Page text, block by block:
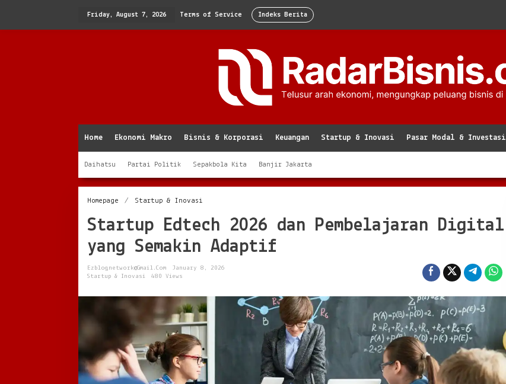
Friday, August 7, 2026 Terms of Service Indeks Berita
Home Ekonomi Makro Bisnis & Korporasi Keuangan Startup & Inovasi Pasar Modal & Investasi
Daihatsu Partai Politik Sepakbola Kita Banjir Jakarta
Homepage / Startup & Inovasi
2026
dan
Pembelajaran
Digital
yang
Startup Edtech 2026 dan Pembelajaran Digital
yang Semakin Adaptif
Ezblognetwork@gmail.com
January 8, 2026
Startup & Inovasi
480 Views